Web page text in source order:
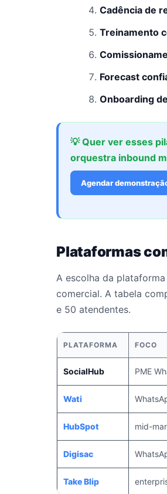
Cadência de
Treinamento
Forecast
Onboarding
💡 Quer ver esses
orquestra inbound
Agendar
Plataformas
A escolha da
comercial. A tabela
e 50 atendentes.
PLATAFORMA FOCO
SocialHub PME
Wati
HubSpot mid-
Digisac
Take Blip